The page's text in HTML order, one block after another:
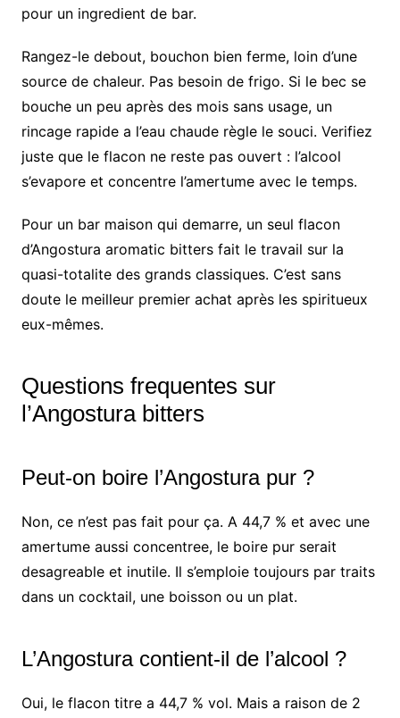
pour un ingredient de bar.
Rangez-le debout, bouchon bien ferme, loin d’une
source de chaleur. Pas besoin de frigo. Si le bec se
bouche un peu après des mois sans usage, un
rincage rapide a l’eau chaude règle le souci. Verifiez
juste que le flacon ne reste pas ouvert : l’alcool
s’evapore et concentre l’amertume avec le temps.
Pour un bar maison qui demarre, un seul flacon
d’Angostura aromatic bitters fait le travail sur la
quasi-totalite des grands classiques. C’est sans
doute le meilleur premier achat après les spiritueux
eux-mêmes.
Questions frequentes sur
l’Angostura bitters
Peut-on boire l’Angostura pur ?
Non, ce n’est pas fait pour ça. A 44,7 % et avec une
amertume aussi concentree, le boire pur serait
desagreable et inutile. Il s’emploie toujours par traits
dans un cocktail, une boisson ou un plat.
L’Angostura contient-il de l’alcool ?
Oui, le flacon titre a 44,7 % vol. Mais a raison de 2